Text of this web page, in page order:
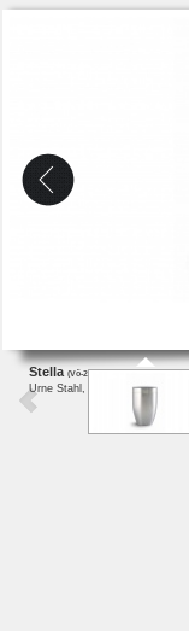
Stella (Vö-2700)
Urne Stahl, Oberfläche gebürstet